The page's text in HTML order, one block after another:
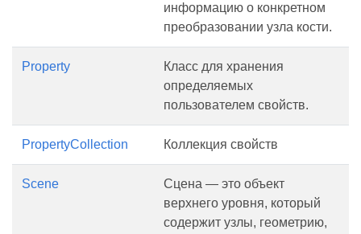
информацию о конкретном
преобразовании узла кости.
Property
Класс для хранения
определяемых
пользователем свойств.
PropertyCollection Коллекция свойств
Scene
Сцена — это объект
верхнего уровня, который
содержит узлы, геометрию,